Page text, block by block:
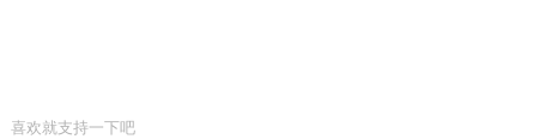
喜欢就支持一下吧